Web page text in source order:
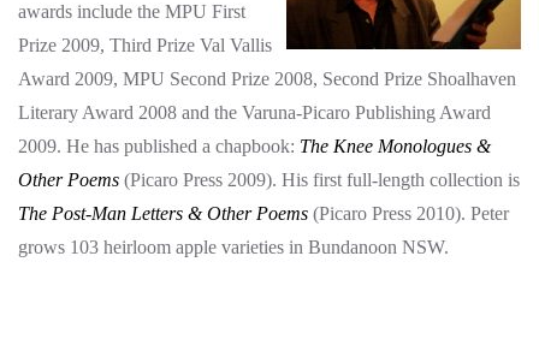
awards include the MPU First
Prize 2009, Third Prize Val Vallis
Award 2009, MPU Second Prize 2008, Second Prize Shoalhaven
Literary Award 2008 and the Varuna-Picaro Publishing Award
2009. He has published a chapbook: The Knee Monologues &
Other Poems (Picaro Press 2009). His first full-length collection is
The Post-Man Letters & Other Poems (Picaro Press 2010). Peter
grows 103 heirloom apple varieties in Bundanoon NSW.